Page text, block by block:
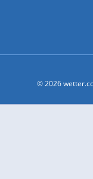
© 2026